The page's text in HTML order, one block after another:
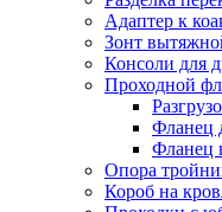
Адаптер к
Зонт
Консоли для
Проходной
Фланец
Фланец
Опора
Короб на